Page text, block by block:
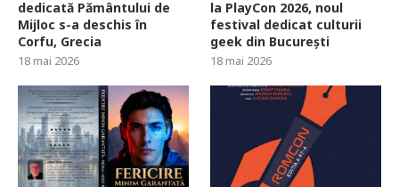
dedicată Pământului de
Mijloc s-a deschis în
Corfu, Grecia
18 mai 2026
la PlayCon 2026, noul
festival dedicat culturii
geek din București
18 mai 2026